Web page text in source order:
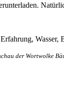
der Wortwolke